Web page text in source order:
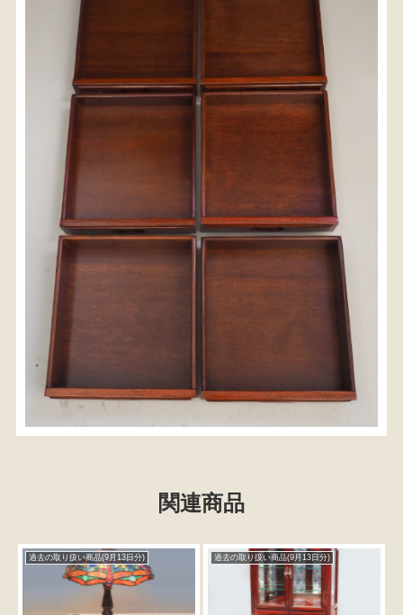
関連商品
過去の取り扱い商品(9月13日分) 過去の取り扱い商品(9月13日分)